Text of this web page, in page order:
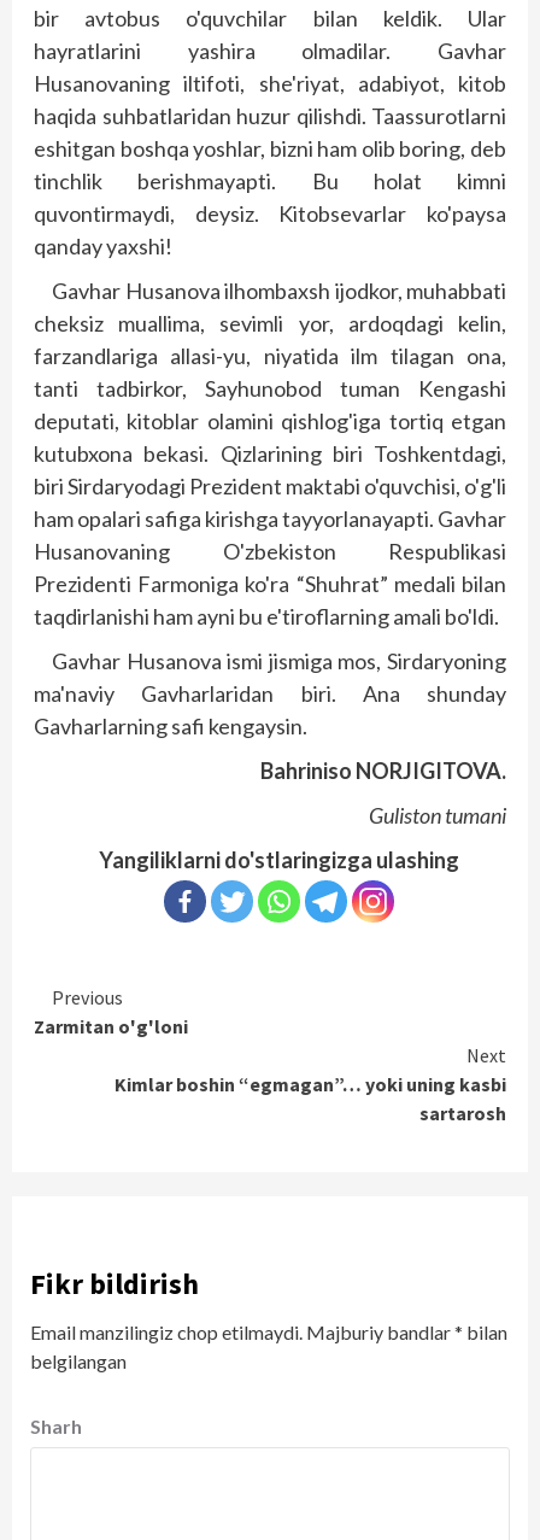
bir avtobus o'quvchilar bilan keldik. Ular
hayratlarini yashira olmadilar. Gavhar
Husanovaning iltifoti, she'riyat, adabiyot, kitob
haqida suhbatlaridan huzur qilishdi. Taassurotlarni
eshitgan boshqa yoshlar, bizni ham olib boring, deb
tinchlik berishmayapti. Bu holat kimni
quvontirmaydi, deysiz. Kitobsevarlar ko'paysa
qanday yaxshi!
Gavhar Husanova ilhombaxsh ijodkor, muhab­bati
cheksiz muallima, sevimli yor, ardoqdagi kelin,
farzandlariga allasi-yu, niya­tida ilm tilagan ona,
tanti tadbirkor, Sayhun­obod tuman Kengashi
deputati, kitoblar olamini qishlog'iga tortiq etgan
kutubxona bekasi. Qizlarining biri Toshkentdagi,
biri Sirdaryodagi Prezident maktabi o'quvchisi, o'g'li
ham opalari safiga kirishga tayyorlanayapti. Gavhar
Husanovaning O'zbekiston Respublikasi
Prezidenti Farmoniga ko'ra “Shuhrat” medali bilan
taqdirlanishi ham ayni bu e'tiroflarning amali bo'ldi.
Gavhar Husanova ismi jismiga mos, Sirdaryoning
ma'naviy Gavharlaridan biri. Ana shunday
Gavharlarning safi kengaysin.
Bahriniso NORJIGITOVA.
Guliston tumani
Yangiliklarni do'stlaringizga ulashing
Continue
Reading
Previous
Zarmitan o'g'loni
Next
Kimlar boshin “egmagan”… yoki uning kasbi
sartarosh
Fikr bildirish
Email manzilingiz chop etilmaydi. Majburiy bandlar* bilan
belgilangan
Sharh